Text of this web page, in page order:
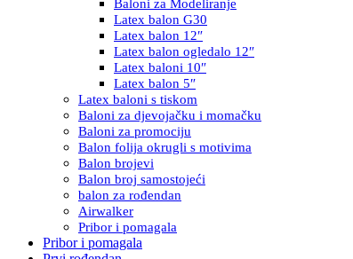
Baloni za Modeliranje
Latex balon G30
Latex balon 12″
Latex balon ogledalo 12″
Latex baloni 10″
Latex balon 5″
Latex baloni s tiskom
Baloni za djevojačku i momačku
Baloni za promociju
Balon folija okrugli s motivima
Balon brojevi
Balon broj samostojeći
balon za rođendan
Airwalker
Pribor i pomagala
Pribor i pomagala